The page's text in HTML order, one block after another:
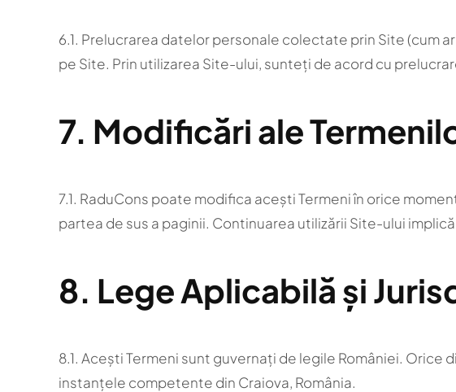
6.1. Prelucrarea datelor personale colectate prin Site (cum
pe Site. Prin utilizarea Site-ului, sunteți de acord cu
7. Modificări ale
7.1. RaduCons poate modifica acești Termeni în orice
partea de sus a paginii. Continuarea utilizării Site-ului
8. Lege Aplicabilă și
8.1. Acești Termeni sunt guvernați de legile României.
instanțele competente din Craiova, România.